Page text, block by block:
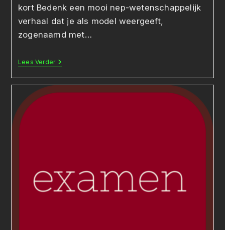
kort Bedenk een mooi nep-wetenschappelijk
verhaal dat je als model weergeeft,
zogenaamd met…
Lees VerderVWO
Examenopdracht:
Maak
In
P5js
Aan.